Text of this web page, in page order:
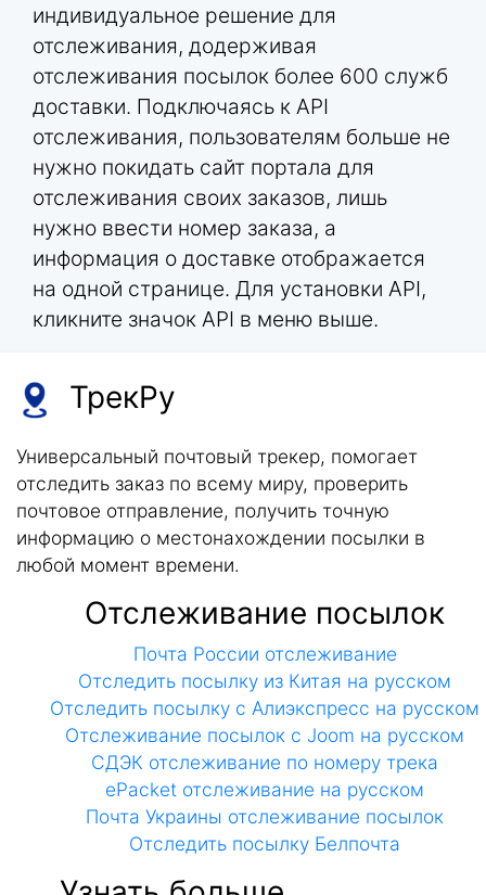
индивидуальное решение для
отслеживания, додерживая
отслеживания посылок более 600 служб
доставки. Подключаясь к API
отслеживания, пользователям больше не
нужно покидать сайт портала для
отслеживания своих заказов, лишь
нужно ввести номер заказа, а
информация о доставке отображается
на одной странице. Для установки API,
кликните значок API в меню выше.
ТрекРу
Универсальный почтовый трекер, помогает
отследить заказ по всему миру, проверить
почтовое отправление, получить точную
информацию о местонахождении посылки в
любой момент времени.
Отслеживание посылок
Почта России отслеживание
Отследить посылку из Китая на русском
Отследить посылку с Алиэкспресс на русском
Отслеживание посылок с Joom на русском
СДЭК отслеживание по номеру трека
ePacket отслеживание на русском
Почта Украины отслеживание посылок
Отследить посылку Белпочта